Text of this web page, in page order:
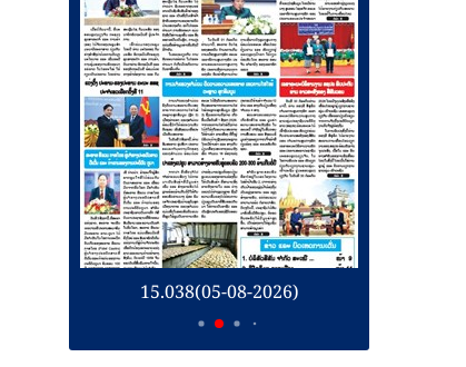
15.038(05-08-2026)